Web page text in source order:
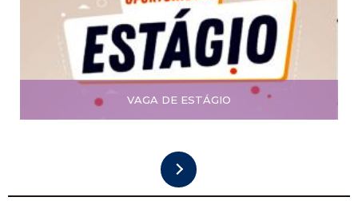
VAGA DE ESTÁGIO